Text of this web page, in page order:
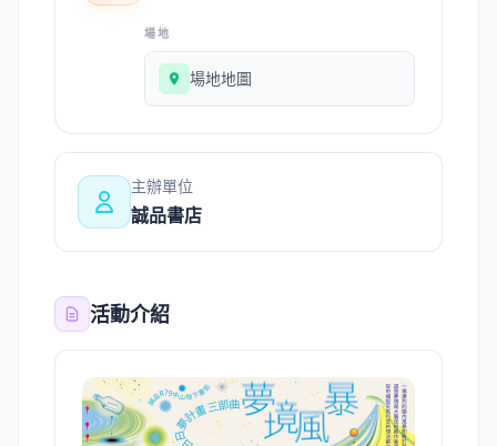
場地
場地地圖
主辦單位
誠品書店
活動介紹